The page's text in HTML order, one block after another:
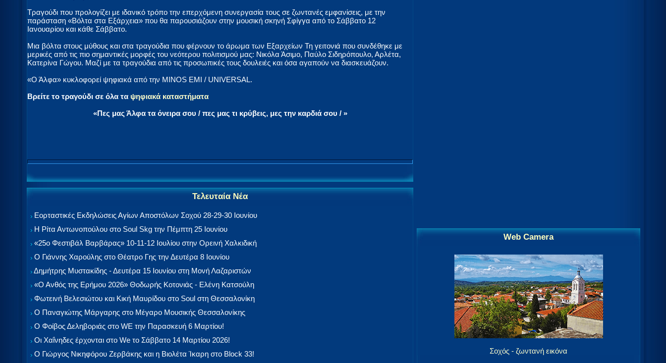
Τραγούδι που προλογίζει με ιδανικό τρόπο την επερχόμενη συνεργασία τους σε ζωντανές εμφανίσεις, με την
παράσταση «Bόλτα στα Εξάρχεια» που θα παρουσιάζουν στην μουσική σκηνή Σφίγγα από το Σάββατο 12
Ιανουαρίου και κάθε Σάββατο.
Μια βόλτα στους μύθους και στα τραγούδια που φέρνουν το άρωμα των Εξαρχείων Τη γειτονιά που συνδέθηκε με
μερικές από τις πιο σημαντικές μορφές του νεότερου πολιτισμού μας: Νικόλα Άσιμο, Παύλο Σιδηρόπουλο, Αρλέτα,
Κατερίνα Γώγου. Μαζί με τα τραγούδια από τις προσωπικές τους δουλειές και όσα αγαπούν να διασκευάζουν.
«Ο Άλφα» κυκλοφορεί ψηφιακά από την ΜINOS EMI / UNIVERSAL.
Βρείτε το τραγούδι σε όλα τα ψηφιακά καταστήματα
«Πες μας Άλφα τα όνειρα σου / πες μας τι κρύβεις, μες την καρδιά σου / »
Τελευταία Νέα
Εορταστικές Εκδηλώσεις Αγίων Αποστόλων Σοχού 28-29-30 Ιουνίου
Η Ρίτα Αντωνοπούλου στο Soul Skg την Πέμπτη 25 Ιουνίου
«25ο Φεστιβάλ Βαρβάρας» 10-11-12 Ιουλίου στην Ορεινή Χαλκιδική
Ο Γιάννης Χαρούλης στο Θέατρο Γης την Δευτέρα 8 Ιουνίου
Δημήτρης Μυστακίδης - Δευτέρα 15 Ιουνίου στη Μονή Λαζαριστών
«Ο Ανθός της Ερήμου 2026» Θοδωρής Κοτονιάς - Ελένη Κατσούλη
Φωτεινή Βελεσιώτου και Κική Μαυρίδου στο Soul στη Θεσσαλονίκη
Ο Παναγιώτης Μάργαρης στο Μέγαρο Μουσικής Θεσσαλονίκης
Ο Φοίβος Δεληβοριάς στο WE την Παρασκευή 6 Μαρτίου!
Οι Χαΐνηδες έρχονται στο We το Σάββατο 14 Μαρτίου 2026!
Ο Γιώργος Νικηφόρου Ζερβάκης και η Βιολέτα Ίκαρη στο Block 33!
Web Camera
Σοχός - ζωντανή εικόνα